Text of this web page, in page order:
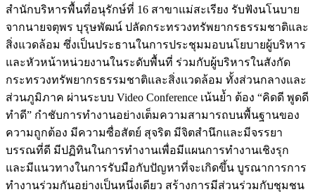
สำนักบริหารพื้นที่อนุรักษ์ที่ 16 สาขาแม่สะเรียง รับฟังนโนบาย
จากนายจตุพร บุรุษพัฒน์ ปลัดกระทรวงทรัพยากรธรรมชาติและ
สิ่งแวดล้อม ซึ่งเป็นประธานในการประชุมมอบนโยบายผู้บริหาร
และหัวหน้าหน่วยงานในระดับพื้นที่ ร่วมกับผู้บริหารในสังกัด
กระทรวงทรัพยากรธรรมชาติและสิ่งแวดล้อม ทั้งส่วนกลางและ
ส่วนภูมิภาค ผ่านระบบ Video Conference เน้นย้ำ ต้อง “คิดดี พูดดี
ทำดี” กำชับการทำงานอย่างเต็มความสามารถบนพื้นฐานของ
ความถูกต้อง มีความซื่อสัตย์ สุจริต มีจิตสำนึกและมีจรรยา
บรรณที่ดี มีปฏิทินในการทำงานเพื่อมีแผนการทำงานเชิงรุก
และมีแนวทางในการรับมือกับปัญหาที่จะเกิดขึ้น บูรณาการการ
ทำงานร่วมกันอย่างเป็นหนึ่งเดียว สร้างการมีส่วนร่วมกับชุมชน